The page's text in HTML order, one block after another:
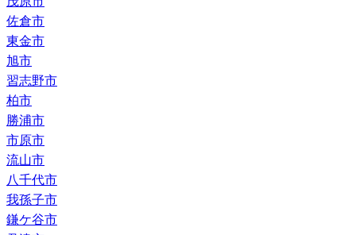
佐倉市
東金市
旭市
習志野市
柏市
勝浦市
市原市
流山市
八千代市
我孫子市
鎌ケ谷市